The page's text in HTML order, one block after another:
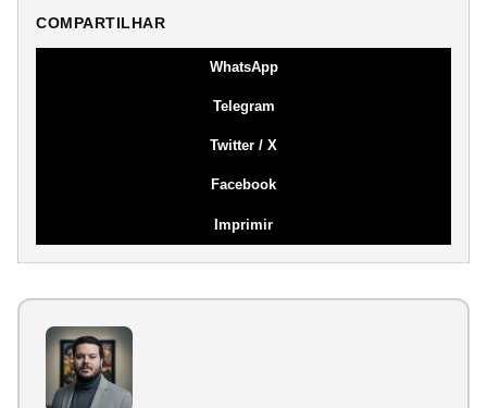
COMPARTILHAR
WhatsApp
Telegram
Twitter / X
Facebook
Imprimir